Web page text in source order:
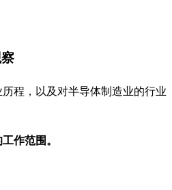
程，以及对半导体制造业的行业
作范围。